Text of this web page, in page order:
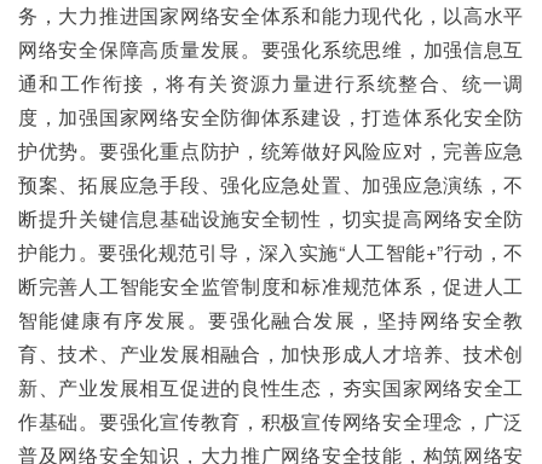
务，大力推进国家网络安全体系和能力现代化，以高水平
网络安全保障高质量发展。要强化系统思维，加强信息互
通和工作衔接，将有关资源力量进行系统整合、统一调
度，加强国家网络安全防御体系建设，打造体系化安全防
护优势。要强化重点防护，统筹做好风险应对，完善应急
预案、拓展应急手段、强化应急处置、加强应急演练，不
断提升关键信息基础设施安全韧性，切实提高网络安全防
护能力。要强化规范引导，深入实施“人工智能+”行动，不
断完善人工智能安全监管制度和标准规范体系，促进人工
智能健康有序发展。要强化融合发展，坚持网络安全教
育、技术、产业发展相融合，加快形成人才培养、技术创
新、产业发展相互促进的良性生态，夯实国家网络安全工
作基础。要强化宣传教育，积极宣传网络安全理念，广泛
普及网络安全知识，大力推广网络安全技能，构筑网络安